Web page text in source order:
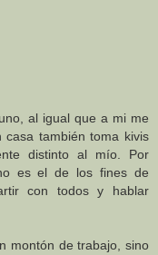
al igual que a mi me
casa también toma kivis
distinto al mío. Por
es el de los fines de
con todos y hablar
montón de trabajo, sino